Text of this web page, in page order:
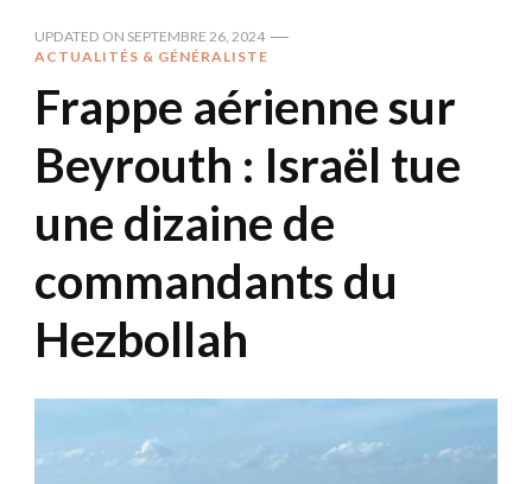
UPDATED ON SEPTEMBRE 26, 2024
ACTUALITÉS & GÉNÉRALISTE
Frappe aérienne sur
Beyrouth : Israël tue
une dizaine de
commandants du
Hezbollah